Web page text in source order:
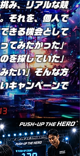
み、リアルな競
それを、個人で
きる機会として
てみたかった」
を探していた」
たい」そんな方
キャンペーンで